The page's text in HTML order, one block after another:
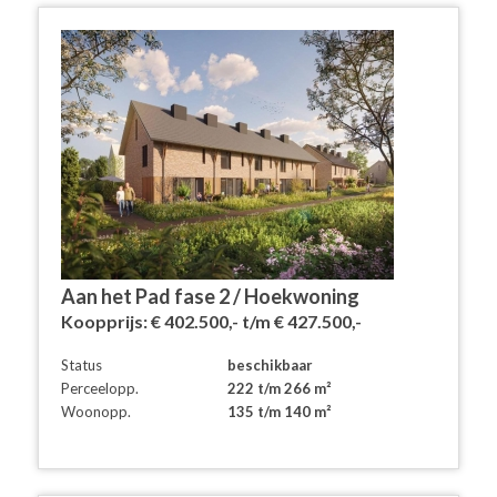
centrale zone.
Twijfel je over nieuwbouw of bestaande bouw? Misschien kunnen
wij je overtuigen met onderstaande argumenten om toch voor
nieuwbouw te kiezen:
* Alles is fris en nieuw en helemaal naar jouw smaak ingericht;
* Een prettig leefklimaat door hoogwaardige isolatie en ventilatie;
* Veel minder gehorig dan bestaande bouw door goede isolatie;
* Weinig omkijken naar onderhoud, want alles is nog nieuw;
* Meer kans op een goede relatie met je buren, want je komt er
'samen' wonen en dat schept een band;
* Lagere energiekosten door goede isolatie;
* Je koopt vrij op naam, dus je betaalt geen
overdrachtsbelasting.
Heb je nog vragen?
Kom dan bij ons langs en houd onze website en Facebookpagina
in de gaten!
broeknoord.nl
Aan het Pad fase 2 / Hoekwoning
Koopprijs:€ 402.500,- t/m € 427.500,-
Status
beschikbaar
Perceelopp.
222 t/m 266 m²
Woonopp.
135 t/m 140 m²